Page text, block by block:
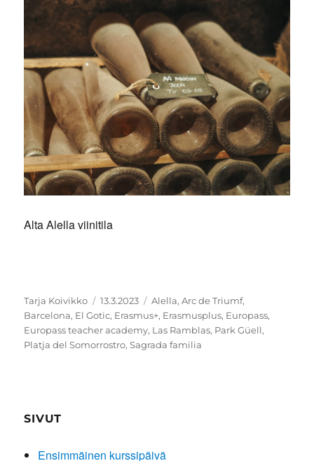
Alta Alella viinitila
Kirjoittaja
Tarja Koivikko Julkaistu
13.3.2023 Avainsanat
Alella,Arc de Triumf,
Barcelona, El Gotic, Erasmus+, Erasmusplus, Europass,
Europass teacher academy, Las Ramblas, Park Güell,
Platja del Somorrostro,Sagrada familia
SIVUT
Ensimmäinen kurssipäivä